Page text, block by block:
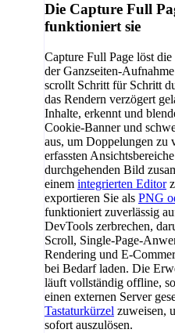
Die Capture Full
funktioniert sie
Capture Full Page löst
der Ganzseiten-
scrollt Schritt für Schritt
das Rendern verzögert
Inhalte, erkennt und
Cookie-Banner und
aus, um Doppelungen zu
erfassten
durchgehenden Bild
einem integrierten Editor
exportieren Sie als PNG
funktioniert zuverlässig
DevTools zerbrechen,
Scroll, Single-Page-
Rendering und E-
bei Bedarf laden. Die
läuft vollständig offline,
einen externen Server
Tastaturkürzel zuweisen,
sofort auszulösen.